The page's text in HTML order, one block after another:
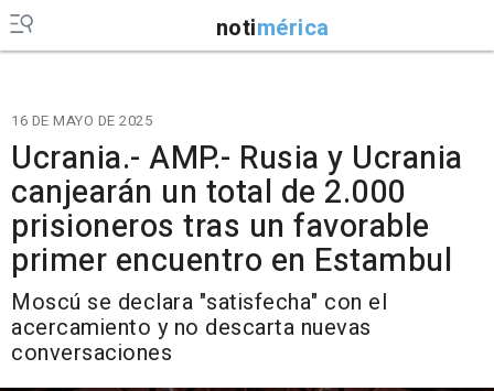
notimérica
16 DE MAYO DE 2025
Ucrania.- AMP.- Rusia y Ucrania
canjearán un total de 2.000
prisioneros tras un favorable
primer encuentro en Estambul
Moscú se declara "satisfecha" con el
acercamiento y no descarta nuevas
conversaciones